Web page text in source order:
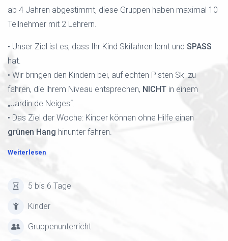
ab 4 Jahren abgestimmt, diese Gruppen haben maximal 10
Teilnehmer mit 2 Lehrern.
• Unser Ziel ist es, dass Ihr Kind Skifahren lernt und SPASS
hat.
• Wir bringen den Kindern bei, auf echten Pisten Ski zu
fahren, die ihrem Niveau entsprechen, NICHT in einem
„Jardin de Neiges“.
• Das Ziel der Woche: Kinder können ohne Hilfe einen
grünen Hang hinunter fahren.
Weiterlesen
5 bis 6 Tage
Kinder
Gruppenunterricht